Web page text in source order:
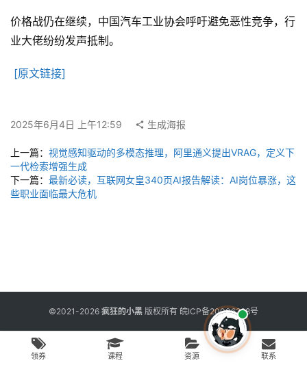
实
工
博
客
文
章
价格战仍在继续，中国汽车工业协会呼吁避免恶性竞争，行
业大佬纷纷发声抵制。
[原文链接]
2025年6月4日 上午12:59 生成海报
上一篇： 视觉感知驱动的多模态推理，阿里通义提出VRAG，定义下
一代检索增强生成
下一篇： 最新必读，互联网女皇340页AI报告解读：AI岗位暴涨，这
些职业面临最大危机
©2021-2026 疯狂的小黑 版权所有 皖ICP备20006298号
领券 课程 资源 联系